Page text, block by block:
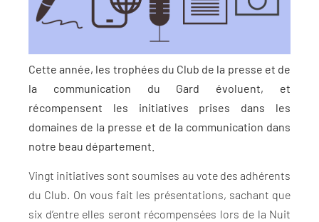
Cette année, les trophées du Club de la presse et de
la communication du Gard évoluent, et
récompensent les initiatives prises dans les
domaines de la presse et de la communication dans
notre beau département.
Vingt initiatives sont soumises au vote des adhérents
du Club. On vous fait les présentations, sachant que
six d’entre elles seront récompensées lors de la Nuit